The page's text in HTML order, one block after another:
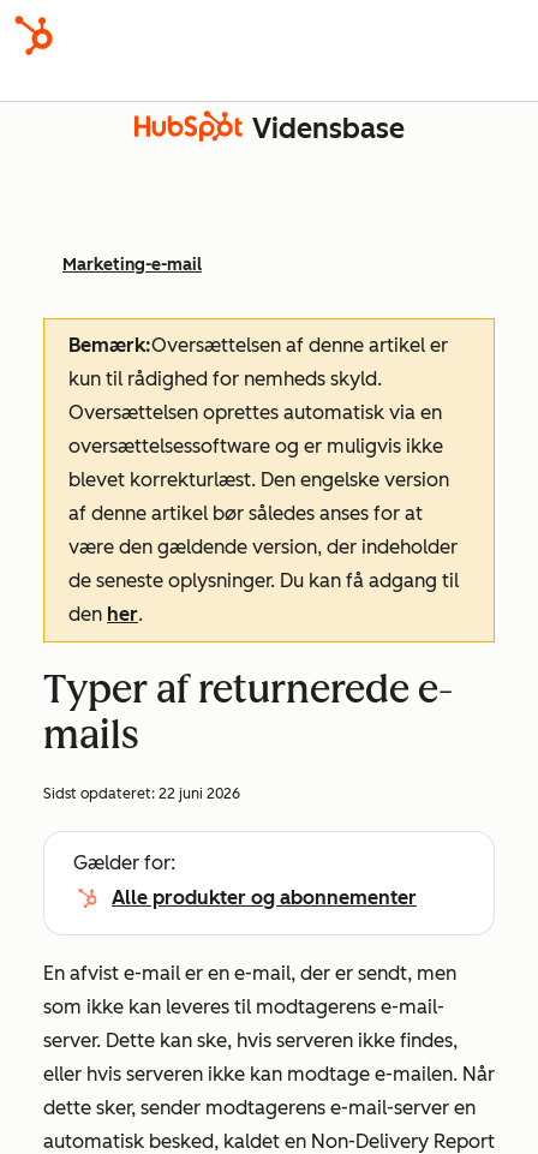
Vidensbase
Marketing-e-mail
Bemærk:Oversættelsen af denne artikel er
kun til rådighed for nemheds skyld.
Oversættelsen oprettes automatisk via en
oversættelsessoftware og er muligvis ikke
blevet korrekturlæst. Den engelske version
af denne artikel bør således anses for at
være den gældende version, der indeholder
de seneste oplysninger. Du kan få adgang til
den her.
Typer af returnerede e-
mails
Sidst opdateret: 22 juni 2026
Gælder for:
Alle produkter og abonnementer
En afvist e-mail er en e-mail, der er sendt, men
som ikke kan leveres til modtagerens e-mail-
server. Dette kan ske, hvis serveren ikke findes,
eller hvis serveren ikke kan modtage e-mailen. Når
dette sker, sender modtagerens e-mail-server en
automatisk besked, kaldet en Non-Delivery Report